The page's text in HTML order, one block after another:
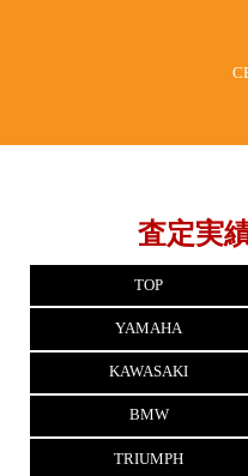
査定実
TOP
YAMAHA
KAWASAKI
BMW
TRIUMPH